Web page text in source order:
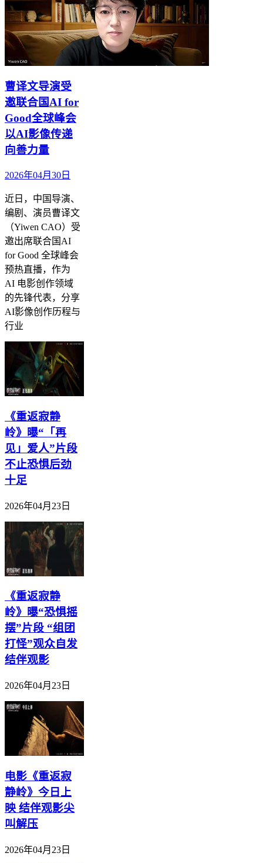
曹译文导演受
邀联合国AI for
Good全球峰会
以AI影像传递
向善力量
2026年04月30日
近日，中国导演、
编剧、演员曹译文
（Yiwen CAO）受
邀出席联合国AI
for Good 全球峰会
预热直播，作为
AI 电影创作领域
的先锋代表，分享
AI影像创作历程与
行业
《重返寂静
岭》曝“「再
见」爱人”片段
不止恐惧后劲
十足
2026年04月23日
《重返寂静
岭》曝“恐惧摇
摆”片段 “组团
打怪”观众自发
结伴观影
2026年04月23日
电影《重返寂
静岭》今日上
映 结伴观影尖
叫解压
2026年04月23日